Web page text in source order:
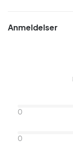
Anmeldelser
0
0